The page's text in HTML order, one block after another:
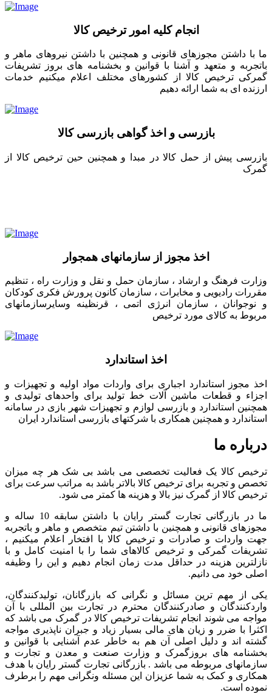
انجام کلیه امور ترخیص کالا
ما با داشتن مجوزهای قانونی و همچنین با داشتن نیروهای ماهر و
باتجربه و متعهد و آشنا با قوانین و بخشنامه های بروز تشریفات
گمرکی ترخیص کالا از کشورهای مختلف اعلام میکنیم خدمات
ارزنده ای به شما ارائه دهیم
بازرسی و اخذ گواهی بازرسی کالا
بازرسی پیش از حمل کالا در مبدا و همچنین حین ترخیص کالا از
گمرک
اخذ مجوز از سازمانهای همجوار
وزارت فرهنگ و ارشاد ، سازمان حمل و نقل و وزارت راه ، تنظیم
مقررات رادیویی و مخابرات ، سازمان کانون پرورش فکری کودکان
و نوجوانان ، سازمان انرژی اتمی ، قرنظینه وسایرسازمانهای
مربوط به کالای مورد ترخیص
اخذ استاندارد
اخذ مجوز استاندارد اجباری برای واردات مواد اولیه و تجهیزات و
اجزاء و قطعات ماشین آلات خط تولید برای واحدهای تولیدی و
همچنین استاندارد و بازرسی لوازم و تجهیزات شهر بازی در سامانه
استاندارد و همچنین همکاری با شرکتهای بازرسی استاندارد ایران
درباره ما
ترخیص کالا یک فعالیت تخصصی می باشد بی شک هر چه میزان
تخصص و تجربه برای ترخیص کالا بالاتر باشد به مراتب سرعت برای
ترخیص کالا از گمرک نیز بالا و هزینه ها کمتر می شود.
ما در بازرگانی تجارت گستر رایان با داشتن سابقه 10 ساله و
مجوزهای قانونی و همچنین با داشتن تیم متخصص و ماهر و باتجربه
جهت واردات و صادرات و ترخیص کالا با افتخار اعلام میکنیم ،
تشریفات گمرکی و ترخیص کالاهای شما را با امنیت کامل و با
نازلترین هزینه در حداقل مدت زمان انجام دهیم و این را وظیفه
اصلی خود می دانیم.
یکی از مهم ترین مسائل و نگرانی که بازرگانان، تولیدکنندگان،
واردکنندگان و صادرکنندگان محترم در تجارت بین المللی با آن
مواجه می شوند انجام تشریفات ترخیص کالا در گمرک می باشد که
اکثرا با ضرر و زیان های مالی بسیار زیاد و جبران ناپذیری مواجه
گشته اند و دلیل اصلی آن هم به خاطر عدم آشنایی با قوانین و
بخشنامه های بروزگمرک و وزارت صنعت و معدن و تجارت و
سازمانهای مربوطه می باشد . بازرگانی تجارت گستر رایان با هدف
همکاری و کمک به شما عزیزان این مسئله ونگرانی مهم را برطرف
نموده است.